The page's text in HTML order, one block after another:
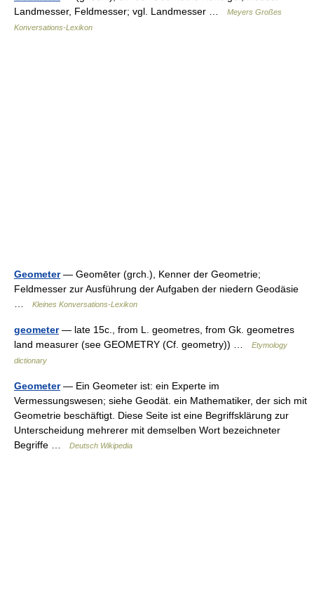
Landmesser, Feldmesser; vgl. Landmesser …
Meyers Großes
Konversations-Lexikon
Geometer— Geomēter (grch.), Kenner der Geometrie;
Feldmesser zur Ausführung der Aufgaben der niedern Geodäsie
Kleines Konversations-Lexikon
geometer— late 15c., from L. geometres, from Gk. geometres
land measurer (see GEOMETRY (Cf. geometry)) …
Etymology
dictionary
Geometer— Ein Geometer ist: ein Experte im
Vermessungswesen; siehe Geodät. ein Mathematiker, der sich mit
Geometrie beschäftigt. Diese Seite ist eine Begriffsklärung zur
Unterscheidung mehrerer mit demselben Wort bezeichneter
Begriffe …
Deutsch Wikipedia